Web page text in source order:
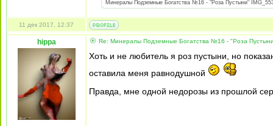
Минералы Подземные Богатства №16 - "Роза Пустыни"
11 дек 2017, 12:37
hippa Re: Минералы Подземные Богатства №16 - "Роза
Хоть и не любитель я роз пустыни, но
оставила меня равнодушной
Правда, мне одной недорозы из прошлой